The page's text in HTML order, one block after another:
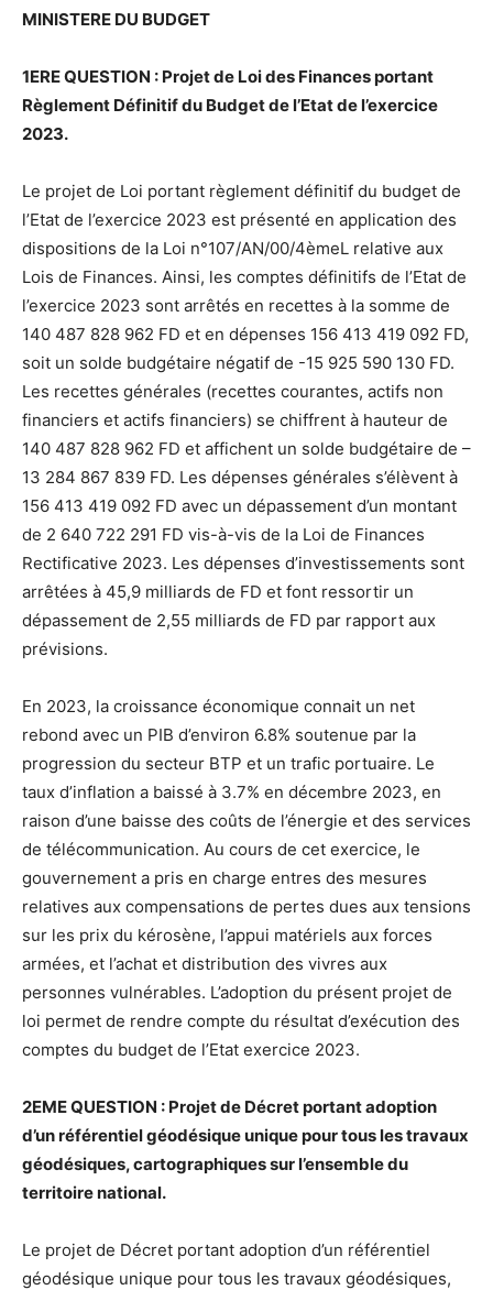
MINISTERE DU BUDGET
1ERE QUESTION : Projet de Loi des Finances portant
Règlement Définitif du Budget de l’Etat de l’exercice
2023.
Le projet de Loi portant règlement définitif du budget de
l’Etat de l’exercice 2023 est présenté en application des
dispositions de la Loi n°107/AN/00/4èmeL relative aux
Lois de Finances. Ainsi, les comptes définitifs de l’Etat de
l’exercice 2023 sont arrêtés en recettes à la somme de
140 487 828 962 FD et en dépenses 156 413 419 092 FD,
soit un solde budgétaire négatif de -15 925 590 130 FD.
Les recettes générales (recettes courantes, actifs non
financiers et actifs financiers) se chiffrent à hauteur de
140 487 828 962 FD et affichent un solde budgétaire de –
13 284 867 839 FD. Les dépenses générales s’élèvent à
156 413 419 092 FD avec un dépassement d’un montant
de 2 640 722 291 FD vis-à-vis de la Loi de Finances
Rectificative 2023. Les dépenses d’investissements sont
arrêtées à 45,9 milliards de FD et font ressortir un
dépassement de 2,55 milliards de FD par rapport aux
prévisions.
En 2023, la croissance économique connait un net
rebond avec un PIB d’environ 6.8% soutenue par la
progression du secteur BTP et un trafic portuaire. Le
taux d’inflation a baissé à 3.7% en décembre 2023, en
raison d’une baisse des coûts de l’énergie et des services
de télécommunication. Au cours de cet exercice, le
gouvernement a pris en charge entres des mesures
relatives aux compensations de pertes dues aux tensions
sur les prix du kérosène, l’appui matériels aux forces
armées, et l’achat et distribution des vivres aux
personnes vulnérables. L’adoption du présent projet de
loi permet de rendre compte du résultat d’exécution des
comptes du budget de l’Etat exercice 2023.
2EME QUESTION : Projet de Décret portant adoption
d’un référentiel géodésique unique pour tous les travaux
géodésiques, cartographiques sur l’ensemble du
territoire national.
Le projet de Décret portant adoption d’un référentiel
géodésique unique pour tous les travaux géodésiques,